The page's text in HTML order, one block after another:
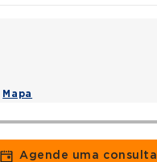
Mapa
Agende uma consulta